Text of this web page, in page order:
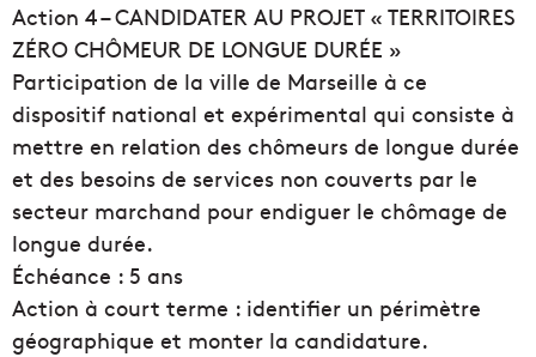
Action 4 – CANDIDATER AU PROJET « TERRITOIRES
ZÉRO CHÔMEUR DE LONGUE DURÉE »
Participation de la ville de Marseille à ce
dispositif national et expérimental qui consiste à
mettre en relation des chômeurs de longue durée
et des besoins de services non couverts par le
secteur marchand pour endiguer le chômage de
longue durée.
Échéance : 5 ans
Action à court terme : identifier un périmètre
géographique et monter la candidature.